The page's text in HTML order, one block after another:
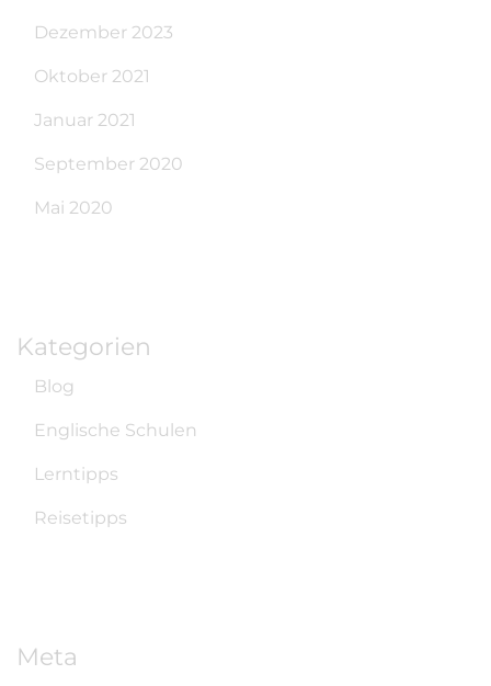
Dezember 2023
Oktober 2021
Januar 2021
September 2020
Mai 2020
Kategorien
Blog
Englische Schulen
Lerntipps
Reisetipps
Meta